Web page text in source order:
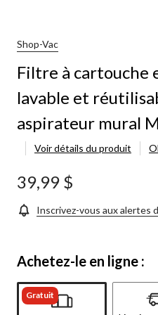
Shop-Vac
Filtre à cartouche
lavable et
aspirateur mural
Voir détails du produit
39,99 $
Inscrivez-vous aux alertes
Achetez-le en ligne :
Gratuit